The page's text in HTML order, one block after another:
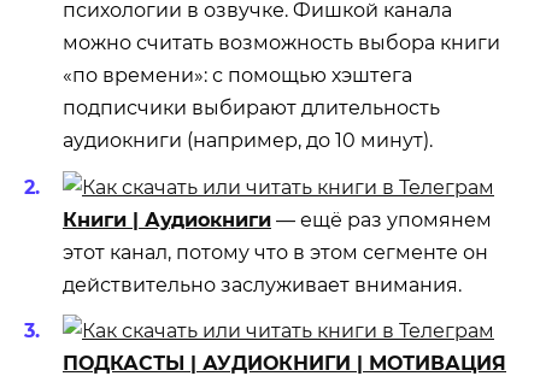
психологии в озвучке. Фишкой канала
можно считать возможность выбора книги
«по времени»: с помощью хэштега
подписчики выбирают длительность
аудиокниги (например, до 10 минут).
Книги | Аудиокниги — ещё раз упомянем
этот канал, потому что в этом сегменте он
действительно заслуживает внимания.
ПОДКАСТЫ | АУДИОКНИГИ | МОТИВАЦИЯ